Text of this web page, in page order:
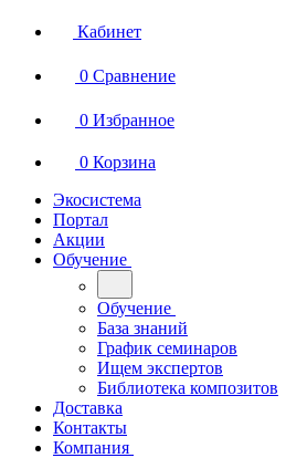
Кабинет
0 Сравнение
0 Избранное
0 Корзина
Экосистема
Портал
Акции
Обучение
Обучение
База знаний
График семинаров
Ищем экспертов
Библиотека композитов
Доставка
Контакты
Компания